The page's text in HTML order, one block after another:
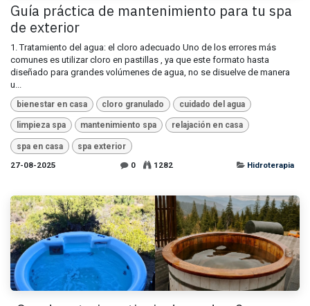
Guía práctica de mantenimiento para tu spa
de exterior
1. Tratamiento del agua: el cloro adecuado Uno de los errores más
comunes es utilizar cloro en pastillas , ya que este formato hasta
diseñado para grandes volúmenes de agua, no se disuelve de manera
u...
bienestar en casa cloro granulado cuidado del agua
limpieza spa mantenimiento spa relajación en casa
spa en casa
spa exterior
27-08-2025
0 1282 Hidroterapia